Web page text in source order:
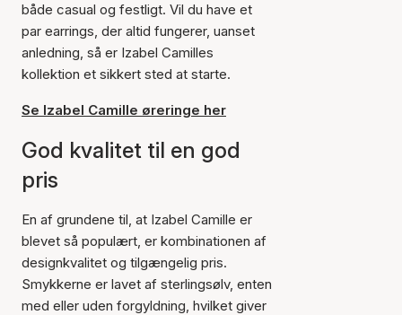
både casual og festligt. Vil du have et
par earrings, der altid fungerer, uanset
anledning, så er Izabel Camilles
kollektion et sikkert sted at starte.
Se Izabel Camille øreringe her
God kvalitet til en god
pris
En af grundene til, at Izabel Camille er
blevet så populært, er kombinationen af
designkvalitet og tilgængelig pris.
Smykkerne er lavet af sterlingsølv, enten
med eller uden forgyldning, hvilket giver